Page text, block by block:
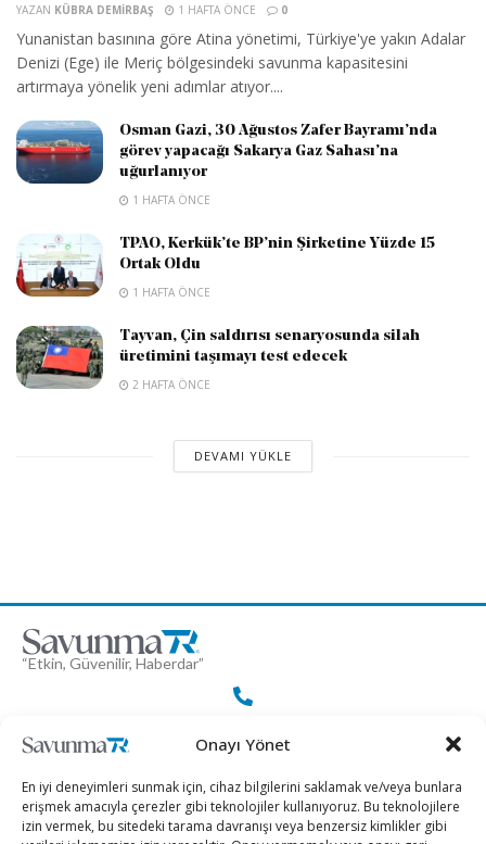
Onayı Yönet
En iyi deneyimleri sunmak için, cihaz bilgilerini saklamak ve/veya bunlara
erişmek amacıyla çerezler gibi teknolojiler kullanıyoruz. Bu teknolojilere
izin vermek, bu sitedeki tarama davranışı veya benzersiz kimlikler gibi
YAZAN KÜBRA DEMIRBAŞ 1 HAFTA ÖNCE 0
Yunanistan basınına göre Atina yönetimi, Türkiye'ye yakın Adalar
Denizi (Ege) ile Meriç bölgesindeki savunma kapasitesini
artırmaya yönelik yeni adımlar atıyor....
Osman Gazi, 30 Ağustos Zafer Bayramı’nda
görev yapacağı Sakarya Gaz Sahası’na
uğurlanıyor
1 HAFTA ÖNCE
TPAO, Kerkük’te BP’nin Şirketine Yüzde 15
Ortak Oldu
1 HAFTA ÖNCE
Tayvan, Çin saldırısı senaryosunda silah
üretimini taşımayı test edecek
2 HAFTA ÖNCE
DEVAMI YÜKLE
“Etkin, Güvenilir, Haberdar”
+90 530 308 17 96
iletisim@savunmatr.com